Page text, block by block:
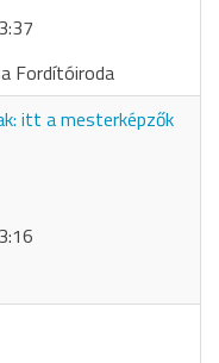
Fordítóiroda
itt a mesterképzők